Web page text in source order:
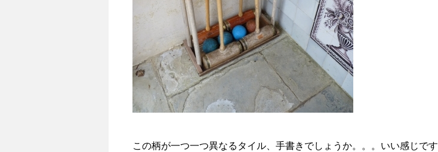
この柄が一つ一つ異なるタイル、手書きでしょうか。。。いい感じです